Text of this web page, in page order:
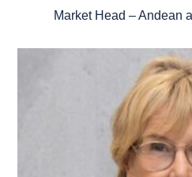
Market Head – Andean